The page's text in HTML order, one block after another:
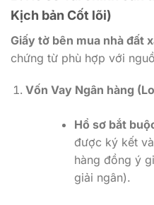
Kịch bản Cốt lõi)
Giấy tờ bên mua nhà đất
chứng từ phù hợp với
Vốn Vay Ngân hàng
Hồ sơ bắt
được ký kết
hàng đồng ý
giải ngân).